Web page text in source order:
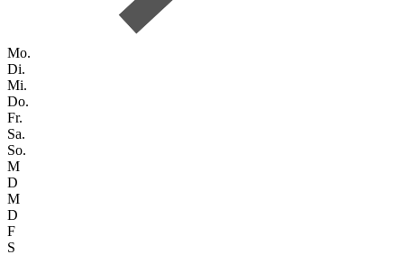
Mo.
Di.
Mi.
Do.
Fr.
Sa.
So.
M
D
M
D
F
S